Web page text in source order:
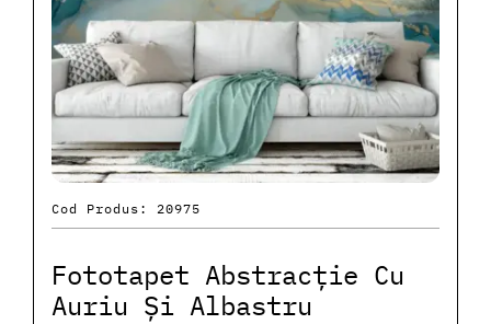
Cod Produs: 20975
Fototapet Abstracție Cu
Auriu Și Albastru